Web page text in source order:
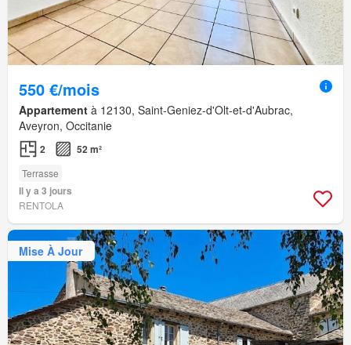
550 €/mois
Appartement à 12130, Saint-Geniez-d'Olt-et-d'Aubrac,
Aveyron, Occitanie
2 52 m²
Terrasse
Il y a 3 jours
RENTOLA
Mise À Jour